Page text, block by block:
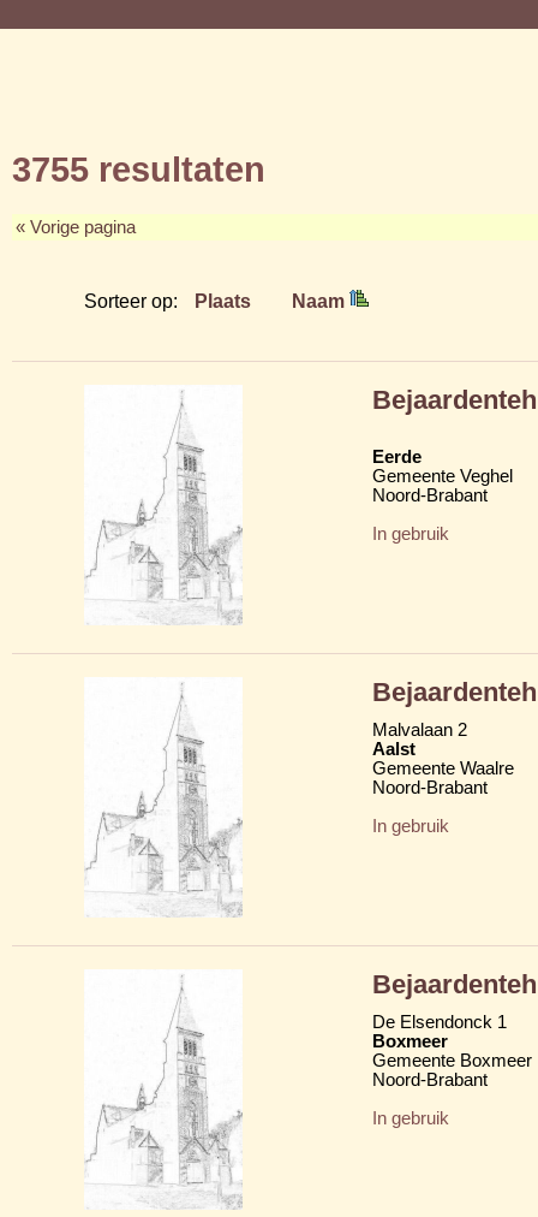
3755 resultaten
« Vorige pagina
Sorteer op: Plaats Naam
Eerde
Gemeente Veghel
Noord-Brabant
In gebruik
Malvalaan 2
Aalst
Gemeente Waalre
Noord-Brabant
In gebruik
De Elsendonck 1
Boxmeer
Gemeente Boxmeer
Noord-Brabant
In gebruik